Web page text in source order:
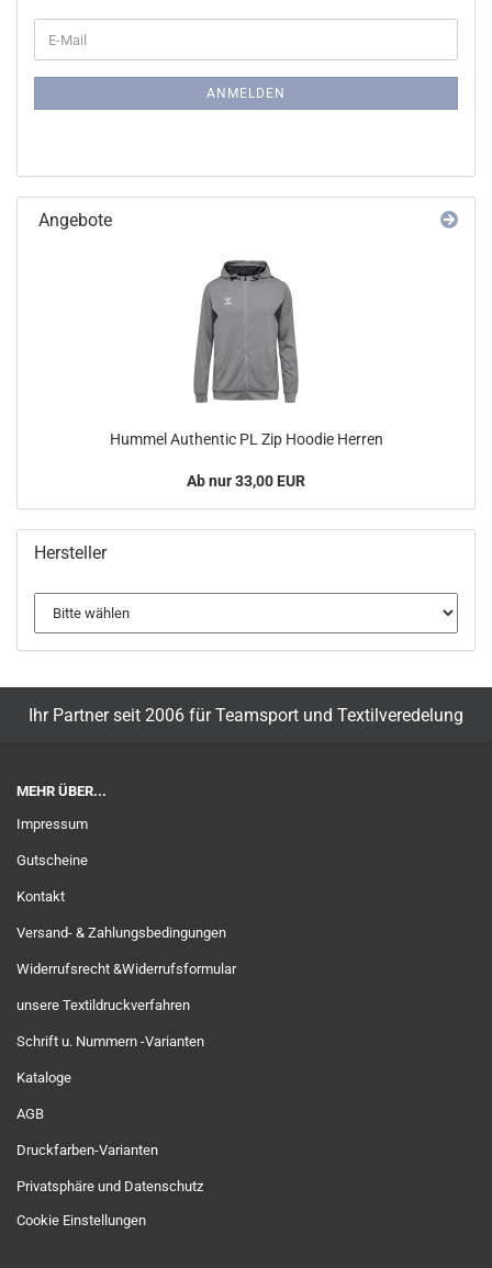
ZUR
E-
Mail
ANMELDEN
Angebote
Hummel Authentic PL Zip Hoodie Herren
Ab nur 33,00 EUR
Hersteller
Ihr Partner seit 2006 für Teamsport und Textilveredelung
MEHR ÜBER...
Impressum
Gutscheine
Kontakt
Versand- & Zahlungsbedingungen
Widerrufsrecht &Widerrufsformular
unsere Textildruckverfahren
Schrift u. Nummern -Varianten
Kataloge
AGB
Druckfarben-Varianten
Privatsphäre und Datenschutz
Cookie Einstellungen